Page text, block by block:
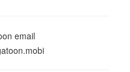
email